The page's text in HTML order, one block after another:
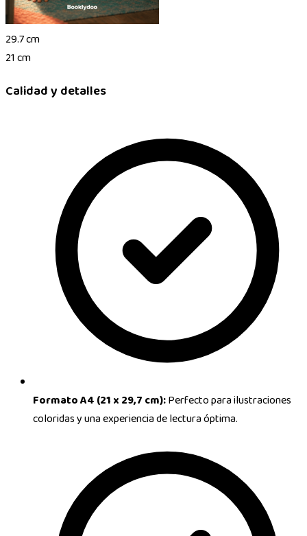
29.7 cm
21 cm
Calidad y detalles
Formato A4 (21 x 29,7 cm):Perfecto para ilustraciones
coloridas y una experiencia de lectura óptima.